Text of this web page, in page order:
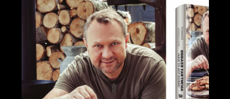
Portfolio
Blog
Kontakt